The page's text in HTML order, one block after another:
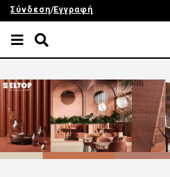
Σύνδεση/Εγγραφή